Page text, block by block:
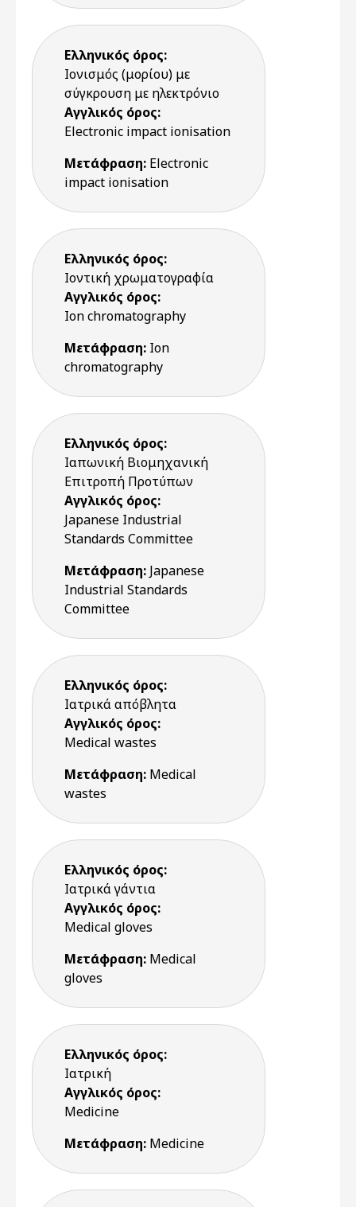
Ελληνικός όρος:
Ιονισμός (μορίου) με
σύγκρουση με ηλεκτρόνιο
Αγγλικός όρος:
Electronic impact ionisation
Μετάφραση: Electronic
impact ionisation
Ελληνικός όρος:
Ιοντική χρωματογραφία
Αγγλικός όρος:
Ion chromatography
Μετάφραση: Ion
chromatography
Ελληνικός όρος:
Ιαπωνική Βιομηχανική
Επιτροπή Προτύπων
Αγγλικός όρος:
Japanese Industrial
Standards Committee
Μετάφραση: Japanese
Industrial Standards
Committee
Ελληνικός όρος:
Ιατρικά απόβλητα
Αγγλικός όρος:
Medical wastes
Μετάφραση: Medical
wastes
Ελληνικός όρος:
Ιατρικά γάντια
Αγγλικός όρος:
Medical gloves
Μετάφραση: Medical
gloves
Ελληνικός όρος:
Ιατρική
Αγγλικός όρος:
Medicine
Μετάφραση: Medicine